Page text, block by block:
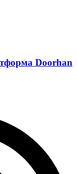
Doorhan